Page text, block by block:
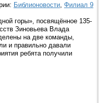
Библионовости, Филиал 9
горы», посвящённое 135-
Зиновьева Влада
на две команды,
и правильно давали
ребята получили